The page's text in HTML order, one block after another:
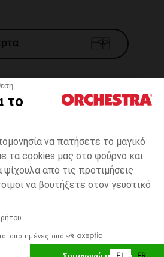
το
να πατήσετε το μαγικό
τα cookies μας στο φούρνο και
από τις προτιμήσεις
να βουτήξετε στον γευστικό
από
3
πληρωμής με
ΜΕΓΕΘΟΥΣ
'Οροι Πώλησης
προσφορες
δεδομένα
των cookies
μη συμμορφούμενη
κωδικά δεοντολογίας και στο σύστημα
Ομοσπονδίας Ηλεκτρονικού Εμπορίου.